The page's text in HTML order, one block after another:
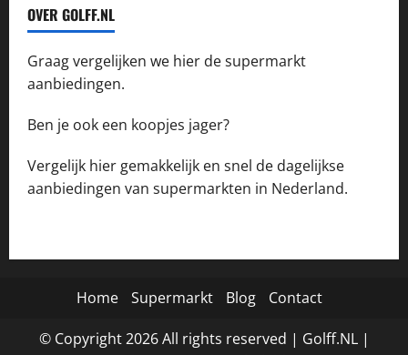
OVER GOLFF.NL
Graag vergelijken we hier de supermarkt
aanbiedingen.
Ben je ook een koopjes jager?
Vergelijk hier gemakkelijk en snel de dagelijkse
aanbiedingen van supermarkten in Nederland.
Home Supermarkt Blog Contact
© Copyright2026All rights reserved | Golff.NL|